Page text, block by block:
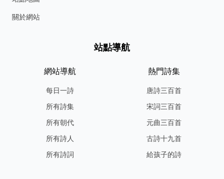
關於網站
站點導航
網站導航
每日一詩
所有詩集
所有朝代
所有詩人
所有詩詞
熱門詩集
唐詩三百首
宋詞三百首
元曲三百首
古詩十九首
給孩子的詩